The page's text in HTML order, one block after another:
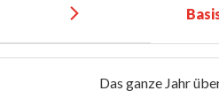
Das ganze Jahr